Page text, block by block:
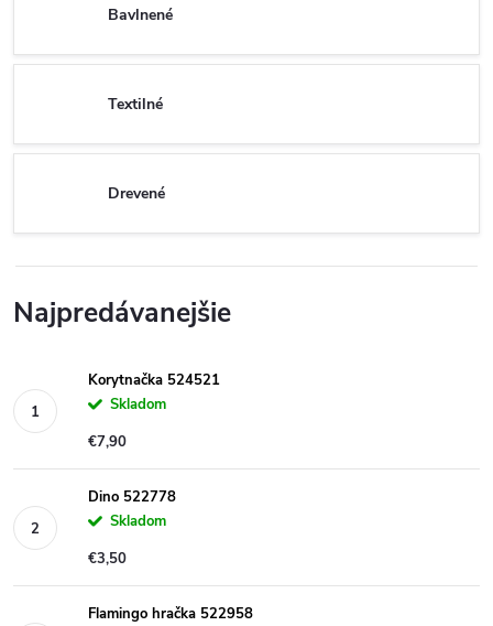
Bavlnené
Textilné
Drevené
Najpredávanejšie
Korytnačka 524521
Skladom
€7,90
Dino 522778
Skladom
€3,50
Flamingo hračka 522958